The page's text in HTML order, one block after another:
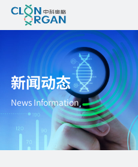
新闻动态
News Information